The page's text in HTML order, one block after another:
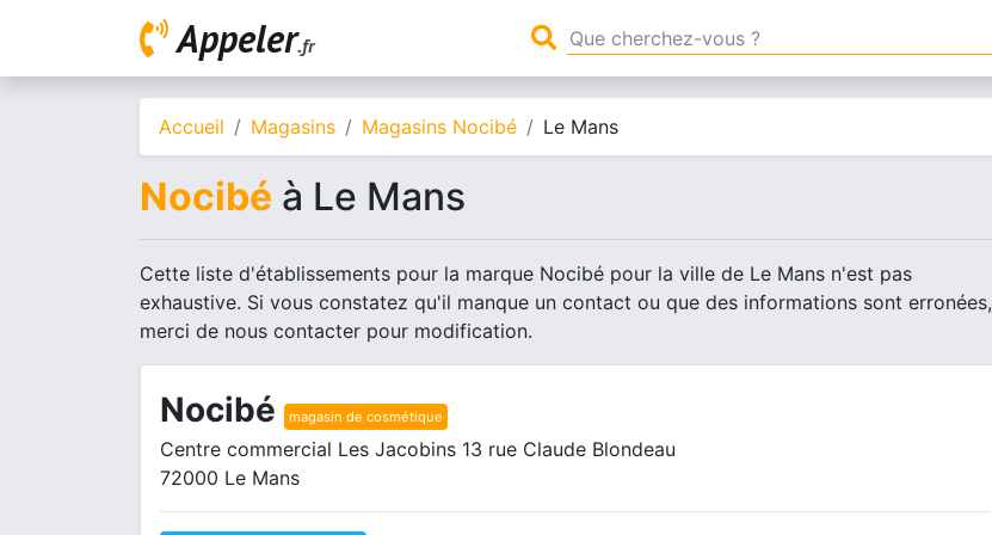
Appeler.fr
Accueil Magasins Magasins Nocibé Le Mans
Nocibé à Le Mans
Cette liste d'établissements pour la marque Nocibé pour la ville de Le Mans n'est pas
exhaustive. Si vous constatez qu'il manque un contact ou que des informations sont erronées,
merci de nous contacter pour modification.
Nocibé magasin de cosmétique
Centre commercial Les Jacobins 13 rue Claude Blondeau
72000 Le Mans